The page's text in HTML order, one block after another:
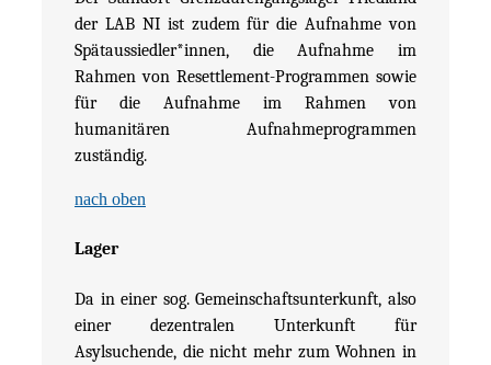
der LAB NI ist zudem für die Aufnahme von
Spätaussiedler*innen, die Aufnahme im
Rahmen von Resettlement-Programmen sowie
für die Aufnahme im Rahmen von
humanitären Aufnahmeprogrammen
zuständig.
nach oben
Lager
Da in einer sog. Gemeinschaftsunterkunft, also
einer dezentralen Unterkunft für
Asylsuchende, die nicht mehr zum Wohnen in